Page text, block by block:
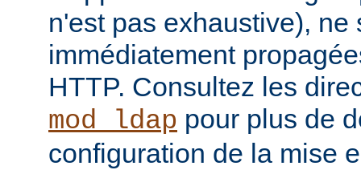
n'est pas exhaustive), ne
immédiatement
HTTP. Consultez les
mod_ldap pour plus de
configuration de la mise